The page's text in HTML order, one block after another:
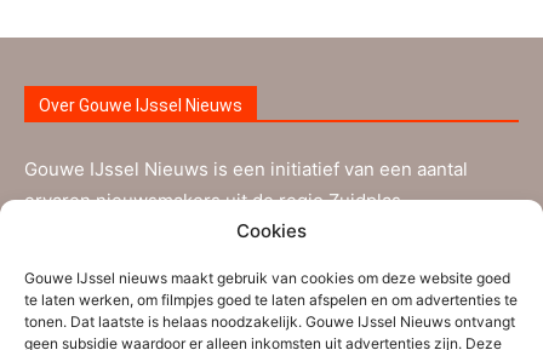
Cookies
Gouwe IJssel nieuws maakt gebruik van cookies om deze website goed
te laten werken, om filmpjes goed te laten afspelen en om advertenties te
tonen. Dat laatste is helaas noodzakelijk. Gouwe IJssel Nieuws ontvangt
geen subsidie waardoor er alleen inkomsten uit advertenties zijn. Deze
Over Gouwe IJssel Nieuws
Gouwe IJssel Nieuws is een initiatief van een aantal
ervaren nieuwsmakers uit de regio Zuidplas-
Waddinxveen aangevuld met nieuwe vrijwilligers. Ze
IJssel Nieuws brengt informatie die voor de inwoners uit
Zuidplas, Waddinxveen en de nabije regio interessant is.